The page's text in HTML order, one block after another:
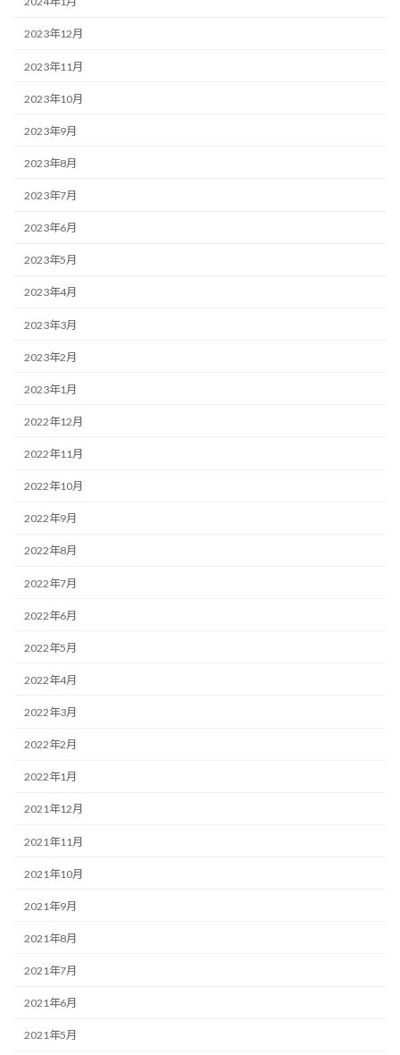
2023年12月
2023年11月
2023年10月
2023年9月
2023年8月
2023年7月
2023年6月
2023年5月
2023年4月
2023年3月
2023年2月
2023年1月
2022年12月
2022年11月
2022年10月
2022年9月
2022年8月
2022年7月
2022年6月
2022年5月
2022年4月
2022年3月
2022年2月
2022年1月
2021年12月
2021年11月
2021年10月
2021年9月
2021年8月
2021年7月
2021年6月
2021年5月